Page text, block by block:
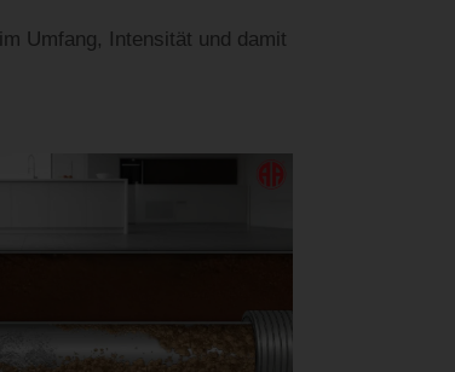
Umfang, Intensität und damit